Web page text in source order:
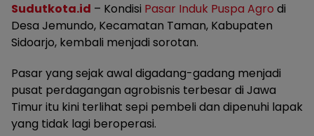
Sudutkota.id – Kondisi Pasar Induk Puspa Agro di
Desa Jemundo, Kecamatan Taman, Kabupaten
Sidoarjo, kembali menjadi sorotan.
Pasar yang sejak awal digadang-gadang menjadi
pusat perdagangan agrobisnis terbesar di Jawa
Timur itu kini terlihat sepi pembeli dan dipenuhi lapak
yang tidak lagi beroperasi.